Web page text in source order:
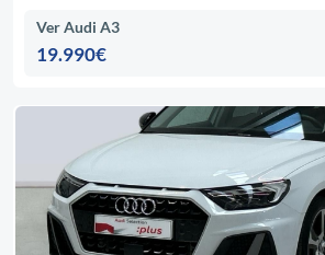
Ver Audi A3
19.990€